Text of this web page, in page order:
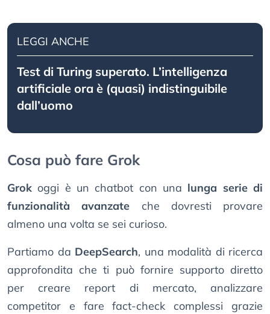
LEGGI ANCHE
Test di Turing superato. L’intelligenza
artificiale ora è (quasi) indistinguibile
dall’uomo
Cosa può fare Grok
Grok oggi è un chatbot con una lunga serie di
funzionalità avanzate che dovresti provare
almeno una volta se sei curioso.
Partiamo da DeepSearch, una modalità di ricerca
approfondita che ti può fornire supporto diretto
per creare report di mercato, analizzare
competitor e fare fact-check complessi grazie